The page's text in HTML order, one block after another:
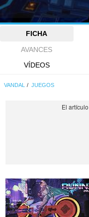
FICHA
AVANCES
VÍDEOS
VANDAL JUEGOS